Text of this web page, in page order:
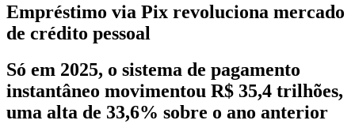
Empréstimo via Pix revoluciona mercado
de crédito pessoal
Só em 2025, o sistema de pagamento
instantâneo movimentou R$ 35,4 trilhões,
uma alta de 33,6% sobre o ano anterior